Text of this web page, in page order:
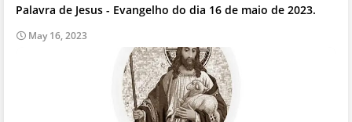
Palavra de Jesus - Evangelho do dia 16 de maio de 2023.
May 16, 2023